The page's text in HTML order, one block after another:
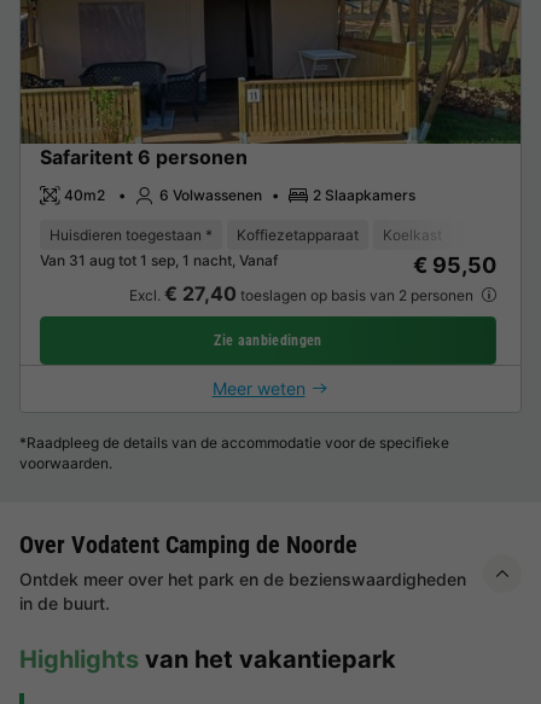
Safaritent 6 personen
40m2 6 Volwassenen 2 Slaapkamers
Huisdieren toegestaan * Koffiezetapparaat Koelkast
Van 31 aug tot 1 sep, 1 nacht, Vanaf
€ 95,50
Excl. € 27,40 toeslagen op basis van 2 personen
Zie aanbiedingen
Meer weten
*Raadpleeg de details van de accommodatie voor de specifieke
voorwaarden.
Over Vodatent Camping de Noorde
Ontdek meer over het park en de bezienswaardigheden
in de buurt.
Highlights van het vakantiepark